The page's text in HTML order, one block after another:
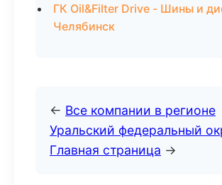
ГК Oil&Filter Drive - Шины и
Челябинск
← Все компании в регионе
Уральский федеральный
Главная страница →